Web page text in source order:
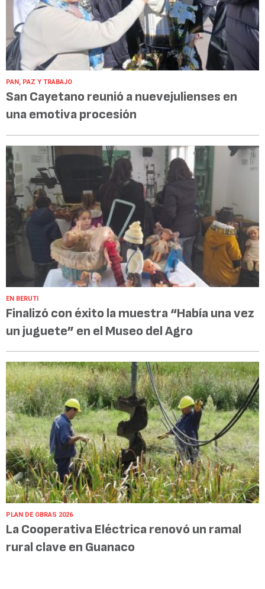
PAN, PAZ Y TRABAJO
San Cayetano reunió a nuevejulienses en
una emotiva procesión
EN BERUTI
Finalizó con éxito la muestra “Había una vez
un juguete” en el Museo del Agro
PLAN DE OBRAS 2026
La Cooperativa Eléctrica renovó un ramal
rural clave en Guanaco